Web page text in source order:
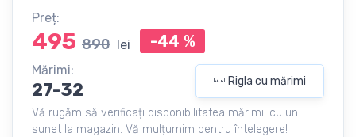
Preț:
495 890 lei -44 %
Mărimi:
27-32 Rigla cu mărimi
Vă rugăm să verificați disponibilitatea mărimii cu un
sunet la magazin. Vă mulțumim pentru întelegere!